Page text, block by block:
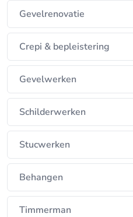
Gevelrenovatie
Crepi & bepleistering
Gevelwerken
Schilderwerken
Stucwerken
Behangen
Timmerman